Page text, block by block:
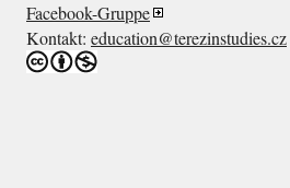
Facebook-Gruppe
Kontakt: education@terezinstudies.cz